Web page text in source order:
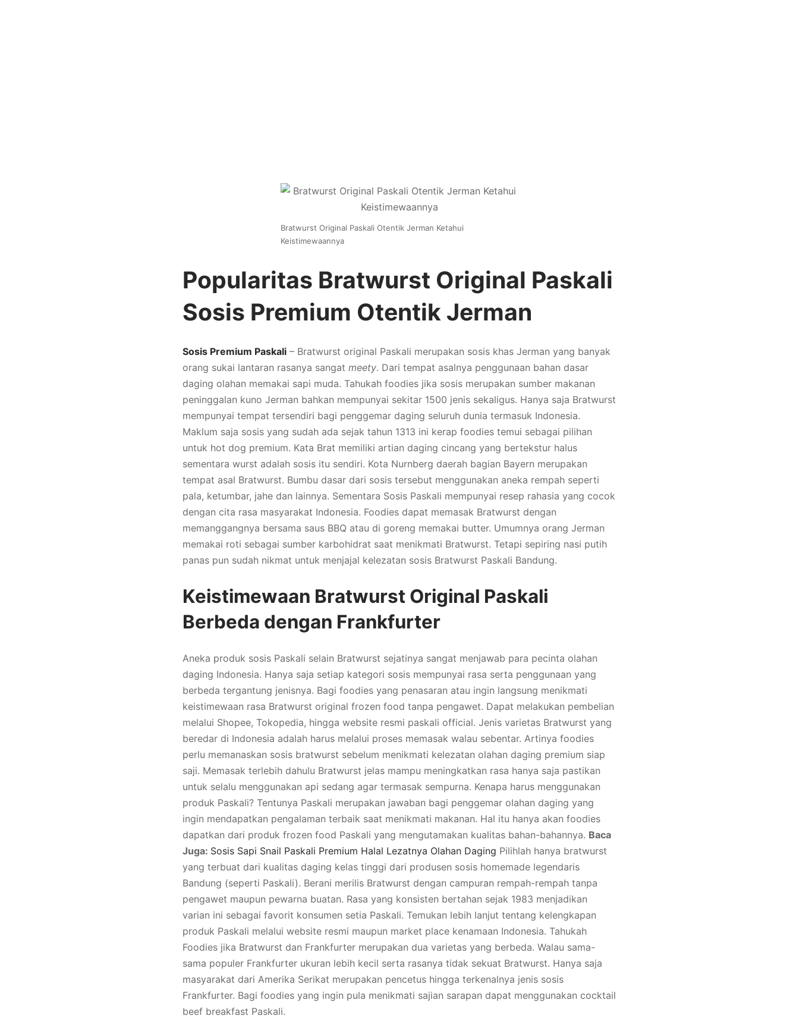
Bratwurst Original Paskali Otentik Jerman Ketahui
Keistimewaannya
Popularitas Bratwurst Original Paskali
Sosis Premium Otentik Jerman
Sosis Premium Paskali – Bratwurst original Paskali merupakan sosis khas Jerman yang banyak
orang sukai lantaran rasanya sangat meety. Dari tempat asalnya penggunaan bahan dasar
daging olahan memakai sapi muda. Tahukah foodies jika sosis merupakan sumber makanan
peninggalan kuno Jerman bahkan mempunyai sekitar 1500 jenis sekaligus. Hanya saja Bratwurst
mempunyai tempat tersendiri bagi penggemar daging seluruh dunia termasuk Indonesia.
Maklum saja sosis yang sudah ada sejak tahun 1313 ini kerap foodies temui sebagai pilihan
untuk hot dog premium. Kata Brat memiliki artian daging cincang yang bertekstur halus
sementara wurst adalah sosis itu sendiri. Kota Nurnberg daerah bagian Bayern merupakan
tempat asal Bratwurst. Bumbu dasar dari sosis tersebut menggunakan aneka rempah seperti
pala, ketumbar, jahe dan lainnya. Sementara Sosis Paskali mempunyai resep rahasia yang cocok
dengan cita rasa masyarakat Indonesia. Foodies dapat memasak Bratwurst dengan
memanggangnya bersama saus BBQ atau di goreng memakai butter. Umumnya orang Jerman
memakai roti sebagai sumber karbohidrat saat menikmati Bratwurst. Tetapi sepiring nasi putih
panas pun sudah nikmat untuk menjajal kelezatan sosis Bratwurst Paskali Bandung.
Keistimewaan Bratwurst Original Paskali
Berbeda dengan Frankfurter
Aneka produk sosis Paskali selain Bratwurst sejatinya sangat menjawab para pecinta olahan
daging Indonesia. Hanya saja setiap kategori sosis mempunyai rasa serta penggunaan yang
berbeda tergantung jenisnya. Bagi foodies yang penasaran atau ingin langsung menikmati
keistimewaan rasa Bratwurst original frozen food tanpa pengawet. Dapat melakukan pembelian
melalui Shopee, Tokopedia, hingga website resmi paskali official. Jenis varietas Bratwurst yang
beredar di Indonesia adalah harus melalui proses memasak walau sebentar. Artinya foodies
perlu memanaskan sosis bratwurst sebelum menikmati kelezatan olahan daging premium siap
saji. Memasak terlebih dahulu Bratwurst jelas mampu meningkatkan rasa hanya saja pastikan
untuk selalu menggunakan api sedang agar termasak sempurna. Kenapa harus menggunakan
produk Paskali? Tentunya Paskali merupakan jawaban bagi penggemar olahan daging yang
ingin mendapatkan pengalaman terbaik saat menikmati makanan. Hal itu hanya akan foodies
dapatkan dari produk frozen food Paskali yang mengutamakan kualitas bahan-bahannya. Baca
Juga: Sosis Sapi Snail Paskali Premium Halal Lezatnya Olahan Daging Pilihlah hanya bratwurst
yang terbuat dari kualitas daging kelas tinggi dari produsen sosis homemade legendaris
Bandung (seperti Paskali). Berani merilis Bratwurst dengan campuran rempah-rempah tanpa
pengawet maupun pewarna buatan. Rasa yang konsisten bertahan sejak 1983 menjadikan
varian ini sebagai favorit konsumen setia Paskali. Temukan lebih lanjut tentang kelengkapan
produk Paskali melalui website resmi maupun market place kenamaan Indonesia. Tahukah
Foodies jika Bratwurst dan Frankfurter merupakan dua varietas yang berbeda. Walau sama-
sama populer Frankfurter ukuran lebih kecil serta rasanya tidak sekuat Bratwurst. Hanya saja
masyarakat dari Amerika Serikat merupakan pencetus hingga terkenalnya jenis sosis
Frankfurter. Bagi foodies yang ingin pula menikmati sajian sarapan dapat menggunakan cocktail
beef breakfast Paskali.